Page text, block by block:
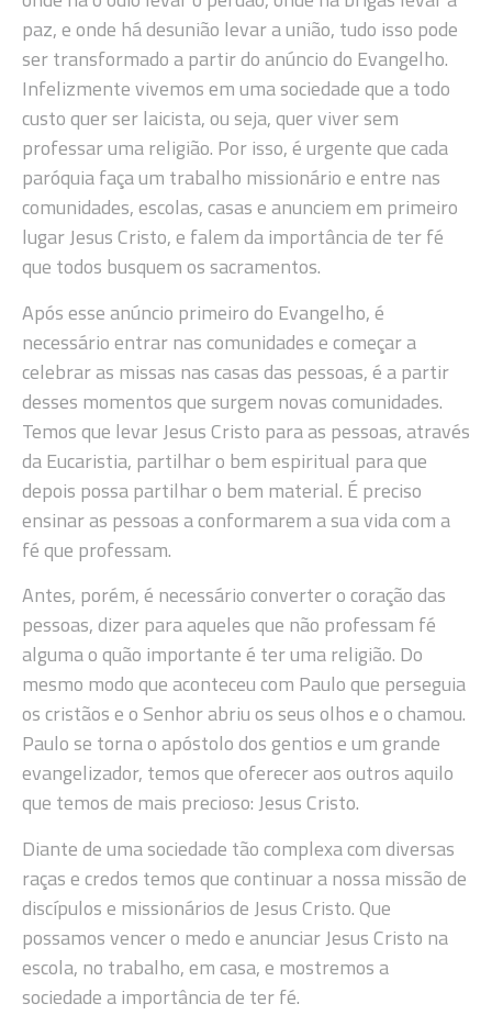
paz, e onde há desunião levar a união, tudo isso pode
ser transformado a partir do anúncio do Evangelho.
Infelizmente vivemos em uma sociedade que a todo
custo quer ser laicista, ou seja, quer viver sem
professar uma religião. Por isso, é urgente que cada
paróquia faça um trabalho missionário e entre nas
comunidades, escolas, casas e anunciem em primeiro
lugar Jesus Cristo, e falem da importância de ter fé
que todos busquem os sacramentos.
Após esse anúncio primeiro do Evangelho, é
necessário entrar nas comunidades e começar a
celebrar as missas nas casas das pessoas, é a partir
desses momentos que surgem novas comunidades.
Temos que levar Jesus Cristo para as pessoas, através
da Eucaristia, partilhar o bem espiritual para que
depois possa partilhar o bem material. É preciso
ensinar as pessoas a conformarem a sua vida com a
fé que professam.
Antes, porém, é necessário converter o coração das
pessoas, dizer para aqueles que não professam fé
alguma o quão importante é ter uma religião. Do
mesmo modo que aconteceu com Paulo que perseguia
os cristãos e o Senhor abriu os seus olhos e o chamou.
Paulo se torna o apóstolo dos gentios e um grande
evangelizador, temos que oferecer aos outros aquilo
que temos de mais precioso: Jesus Cristo.
Diante de uma sociedade tão complexa com diversas
raças e credos temos que continuar a nossa missão de
discípulos e missionários de Jesus Cristo. Que
possamos vencer o medo e anunciar Jesus Cristo na
escola, no trabalho, em casa, e mostremos a
sociedade a importância de ter fé.